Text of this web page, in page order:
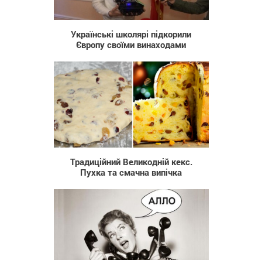
Українські школярі підкорили
Європу своїми винаходами
6 083
Традиційний Великодній кекс.
Пухка та смачна випічка